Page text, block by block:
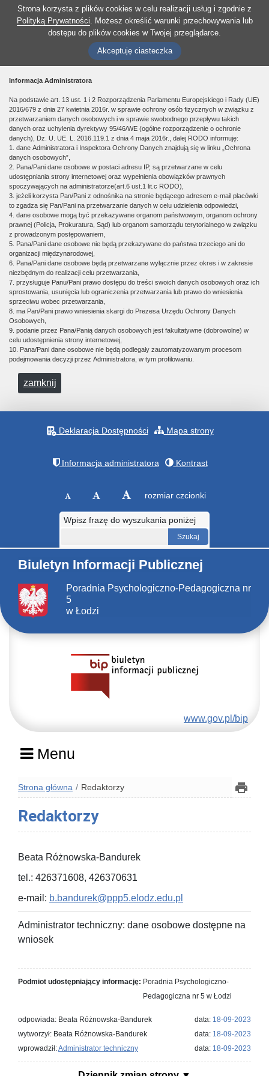
Strona korzysta z plików cookies w celu realizacji usług i zgodnie z
Polityką Prywatności. Możesz określić warunki przechowywania lub
dostępu do plików cookies w Twojej przeglądarce.
Akceptuję ciasteczka
Informacja Administratora
Na podstawie art. 13 ust. 1 i 2 Rozporządzenia Parlamentu Europejskiego i Rady (UE)
2016/679 z dnia 27 kwietnia 2016r. w sprawie ochrony osób fizycznych w związku z
przetwarzaniem danych osobowych i w sprawie swobodnego przepływu takich
danych oraz uchylenia dyrektywy 95/46/WE (ogólne rozporządzenie o ochronie
danych), Dz. U. UE. L. 2016.119.1 z dnia 4 maja 2016r., dalej RODO informuję:
1. dane Administratora i Inspektora Ochrony Danych znajdują się w linku „Ochrona
danych osobowych”,
2. Pana/Pani dane osobowe w postaci adresu IP, są przetwarzane w celu
udostępniania strony internetowej oraz wypełnienia obowiązków prawnych
spoczywających na administratorze(art.6 ust.1 lit.c RODO),
3. jeżeli korzysta Pan/Pani z odnośnika na stronie będącego adresem e-mail placówki
to zgadza się Pan/Pani na przetwarzanie danych w celu udzielenia odpowiedzi,
4. dane osobowe mogą być przekazywane organom państwowym, organom ochrony
prawnej (Policja, Prokuratura, Sąd) lub organom samorządu terytorialnego w związku
z prowadzonym postępowaniem,
5. Pana/Pani dane osobowe nie będą przekazywane do państwa trzeciego ani do
organizacji międzynarodowej,
6. Pana/Pani dane osobowe będą przetwarzane wyłącznie przez okres i w zakresie
niezbędnym do realizacji celu przetwarzania,
7. przysługuje Panu/Pani prawo dostępu do treści swoich danych osobowych oraz ich
sprostowania, usunięcia lub ograniczenia przetwarzania lub prawo do wniesienia
sprzeciwu wobec przetwarzania,
8. ma Pan/Pani prawo wniesienia skargi do Prezesa Urzędu Ochrony Danych
Osobowych,
9. podanie przez Pana/Panią danych osobowych jest fakultatywne (dobrowolne) w
celu udostępnienia strony internetowej,
10. Pana/Pani dane osobowe nie będą podlegały zautomatyzowanym procesom
podejmowania decyzji przez Administratora, w tym profilowaniu.
zamknij
Deklaracja Dostępności Mapa strony
Informacja administratora Kontrast
rozmiar czcionki
Wpisz frazę do wyszukania poniżej
Biuletyn Informacji Publicznej
Poradnia Psychologiczno-Pedagogiczna nr
5
w Łodzi
www.gov.pl/bip
Menu
Strona główna Redaktorzy
Redaktorzy
Beata Różnowska-Bandurek
tel.: 426371608, 426370631
e-mail: b.bandurek@ppp5.elodz.edu.pl
Administrator techniczny: dane osobowe dostępne na
wniosek
Podmiot udostępniający informację: Poradnia Psychologiczno-
Pedagogiczna nr 5 w Łodzi
odpowiada: Beata Różnowska-Bandurek data: 18-09-2023
wytworzył: Beata Różnowska-Bandurek
data: 18-09-2023
wprowadził:Administrator techniczny data: 18-09-2023